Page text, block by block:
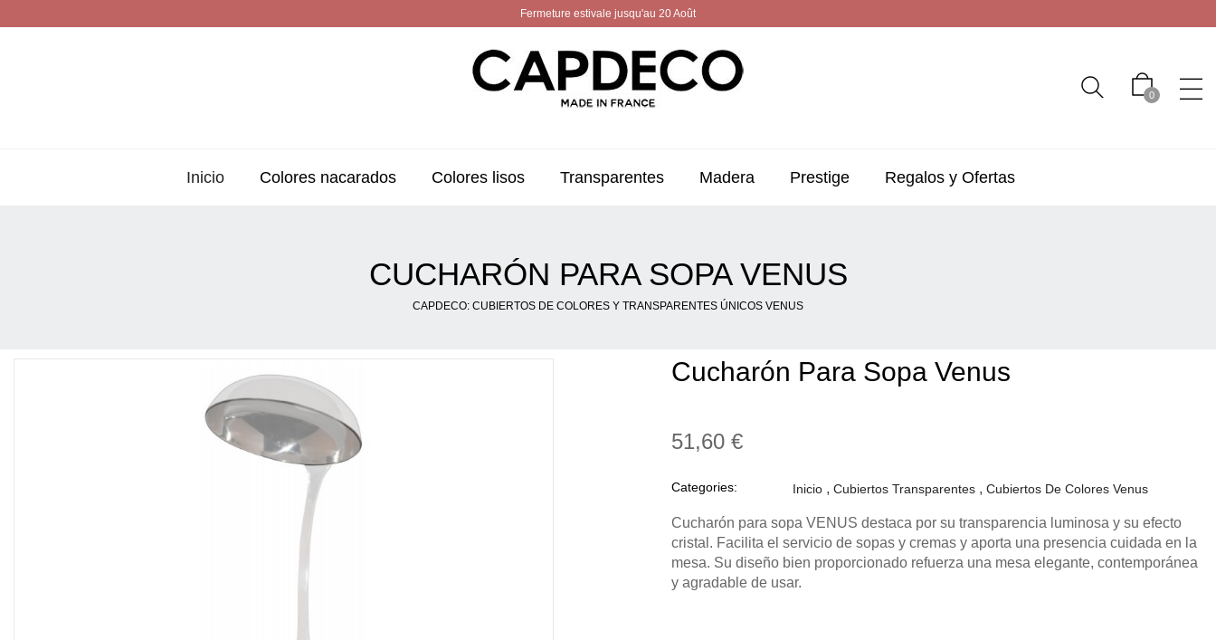
Fermeture estivale jusqu'au 20 Août
0
Inicio Colores nacarados Colores lisos Transparentes Madera Prestige Regalos y Ofertas
CUCHARÓN PARA SOPA VENUS
CAPDECO: CUBIERTOS DE COLORES Y TRANSPARENTES ÚNICOS VENUS
Cucharón Para Sopa Venus
51,60 €
Categories: Inicio Cubiertos Transparentes Cubiertos De Colores Venus
Cucharón para sopa VENUS destaca por su transparencia luminosa y su efecto
cristal. Facilita el servicio de sopas y cremas y aporta una presencia cuidada en la
mesa. Su diseño bien proporcionado refuerza una mesa elegante, contemporánea
y agradable de usar.